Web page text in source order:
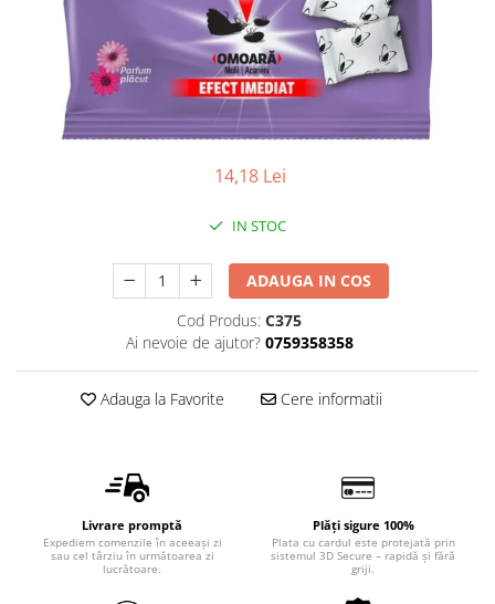
Detergent vase
Solutii suprafete bucatarie
Prosoape de hartie si servetele
Bureti vase si lavete
Saci menajeri
intretinere masina spalat vase
Rezerve filtru Cafea
Produse curatenie baie
Solutii suprafete baie
Odorizant toaleta
Solutii desfundat tevi
Hartie igienica
14,18 Lei
IN STOC
ADAUGA IN COS
Cod Produs: C375
Ai nevoie de ajutor? 0759358358
Adauga la Favorite Cere informatii
Livrare promptă
Expediem comenzile în aceeași zi
sau cel târziu în următoarea zi
lucrătoare.
Plăți sigure 100%
Plata cu cardul este protejată prin
sistemul 3D Secure – rapidă și fără
griji.